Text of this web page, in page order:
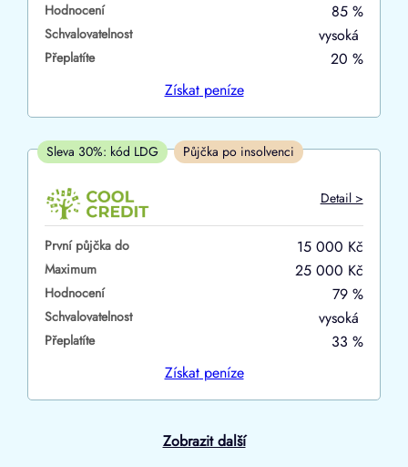
Po insolvenci
ano
ne
V hotovosti
ano
Hodnocení 85 %
Schvalovatelnost vysoká
Přeplatíte
20 %
Získatpeníze
Sleva 30%: kód LDG Půjčka po insolvenci
Detail >
První půjčka do 15 000 Kč
Maximum 25 000 Kč
Hodnocení 79 %
Schvalovatelnost vysoká
Přeplatíte
33 %
Získatpeníze
Zobrazit další